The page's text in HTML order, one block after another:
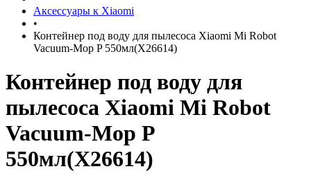
Аксессуары к Xiaomi
•
Контейнер под воду для пылесоса Xiaomi Mi Robot
Vacuum-Mop P 550мл(X26614)
Контейнер под воду для
пылесоса Xiaomi Mi Robot
Vacuum-Mop P
550мл(X26614)